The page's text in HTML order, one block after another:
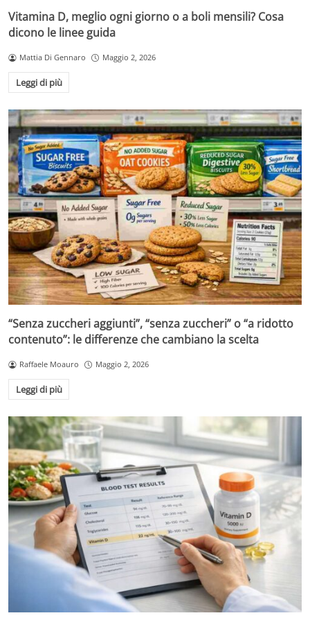
Vitamina D, meglio ogni giorno o a boli mensili? Cosa
dicono le linee guida
Mattia Di Gennaro Maggio 2, 2026
Leggi di più
“Senza zuccheri aggiunti”, “senza zuccheri” o “a ridotto
contenuto”: le differenze che cambiano la scelta
Raffaele Moauro Maggio 2, 2026
Leggi di più